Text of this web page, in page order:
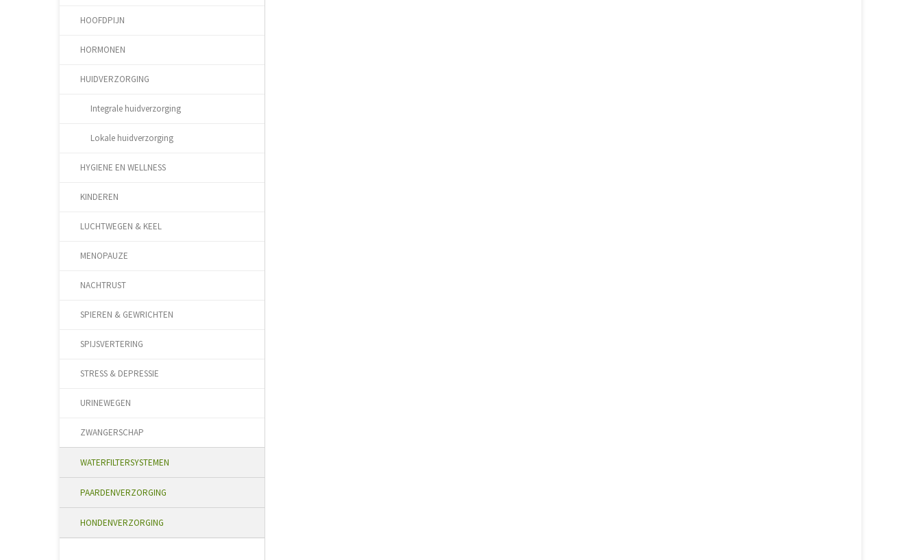
HOOFDPIJN
HORMONEN
HUIDVERZORGING
Integrale huidverzorging
Lokale huidverzorging
HYGIENE EN WELLNESS
KINDEREN
LUCHTWEGEN & KEEL
MENOPAUZE
NACHTRUST
SPIEREN & GEWRICHTEN
SPIJSVERTERING
STRESS & DEPRESSIE
URINEWEGEN
ZWANGERSCHAP
WATERFILTERSYSTEMEN
PAARDENVERZORGING
HONDENVERZORGING